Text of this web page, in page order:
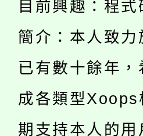
徵才活動
YOUNG
局官網。
8月14至
開!
115年桃
田徑場及
桃園市低
目前興趣：程
簡介：本人致
已有數十餘年
成各類型
期支持本人的